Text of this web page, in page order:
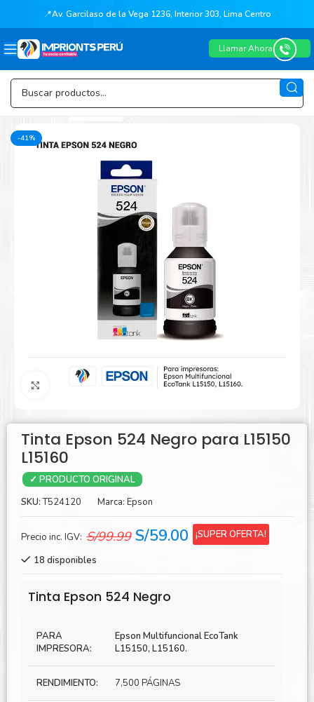
📍Av. Garcilaso de la Vega 1236, Interior 303, Lima Centro
Llamar Ahora
-41%
Agrandar
Tinta Epson 524 Negro para L15150
L15160
✓ PRODUCTO ORIGINAL
SKU:T524120 Marca: Epson
Precio inc. IGV: S/99.99 El
era:
S/99.99.
S/59.00 El
¡SUPER OFERTA!
18 disponibles
Tinta Epson 524 Negro
PARA
IMPRESORA:
Epson Multifuncional EcoTank
L15150, L15160.
RENDIMIENTO: 7,500 PÁGINAS